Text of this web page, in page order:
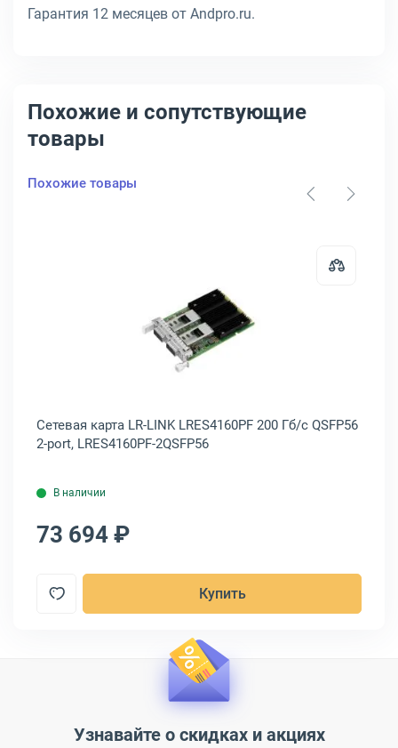
Гарантия 12 месяцев от Andpro.ru.
Похожие и сопутствующие
товары
Похожие товары
Mellanox ConnectX-6 VPI 100 Гб/с QSFP56 2-port, MCX653106A-
Открыть товар: Сетевая карта
Сетевая карта LR-LINK LRES4160PF 200 Гб/с QSFP56
2-port, LRES4160PF-2QSFP56
В наличии
73 694 ₽
Купить
Узнавайте о скидках и акциях